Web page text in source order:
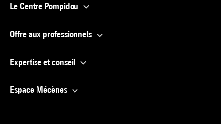
Le Centre Pompidou
Offre aux professionnels
Expertise et conseil
Espace Mécènes